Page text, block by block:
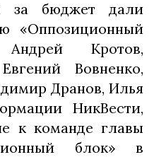
за бюджет дали
«Оппозиционный
Кротов,
Вовненко,
Дранов, Илья
НикВести,
к команде главы
блок» в